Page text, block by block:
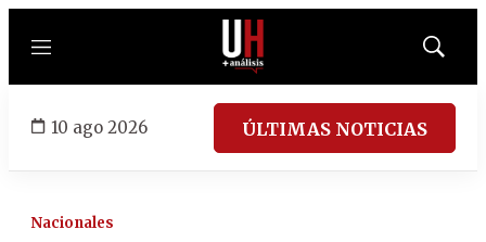
Menú
Mostrar
10 ago 2026 ÚLTIMAS NOTICIAS
Nacionales